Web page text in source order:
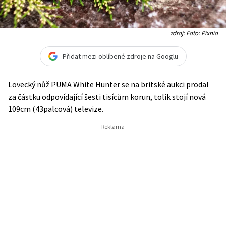
zdroj: Foto: Pixnio
Přidat mezi oblíbené zdroje na Googlu
Lovecký nůž PUMA White Hunter se na britské aukci prodal
za částku odpovídající šesti tisícům korun, tolik stojí nová
109cm (43palcová) televize.